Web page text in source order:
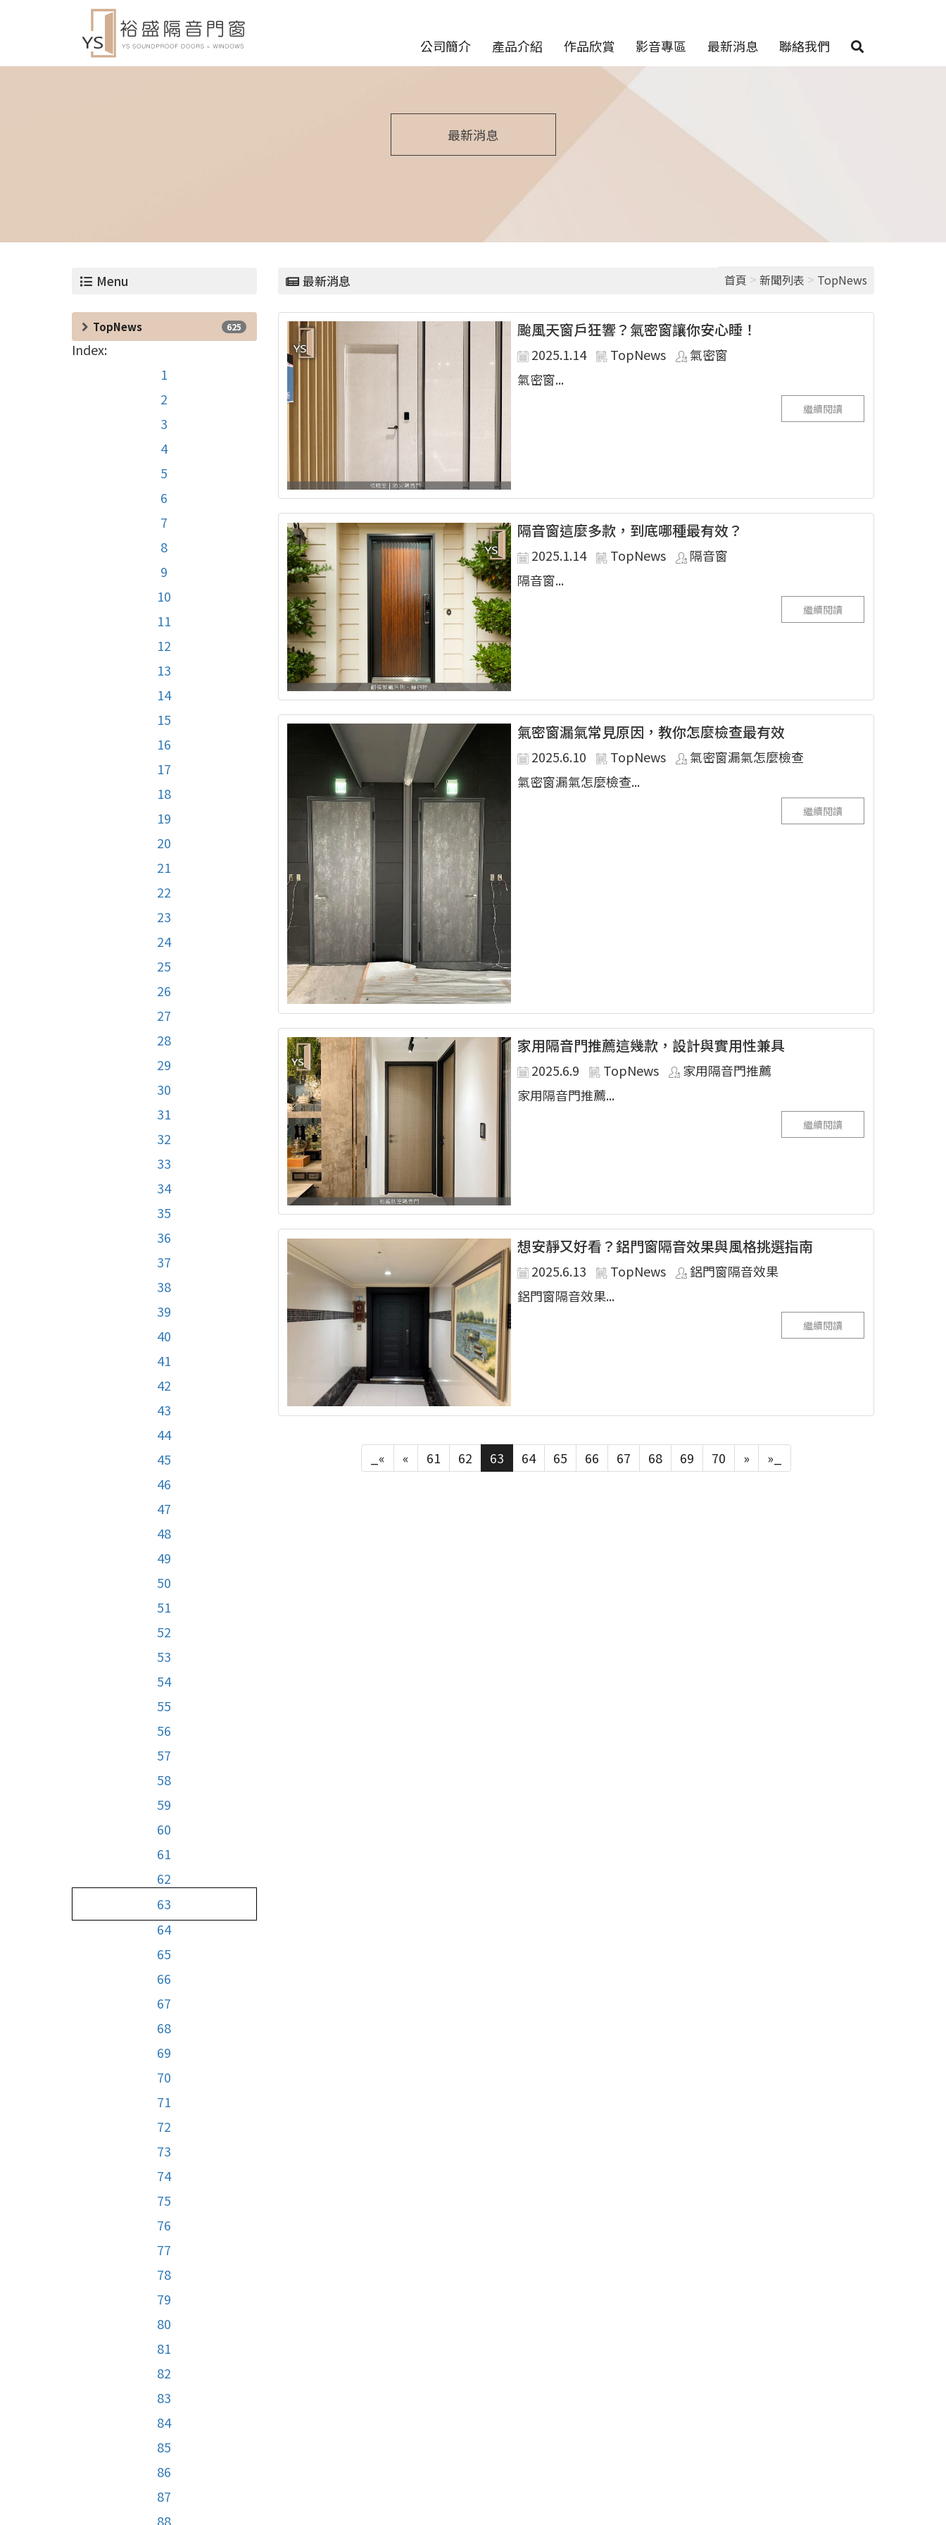
公司簡介 產品介紹 作品欣賞 影音專區 最新消息 聯絡我們
最新消息
Menu
TopNews 625
Index:
1
2
3
4
5
6
7
8
9
10
11
12
13
14
15
16
17
18
19
20
21
22
23
24
25
26
27
28
29
30
31
32
33
34
35
36
37
38
39
40
41
42
43
44
45
46
47
48
49
50
51
52
53
54
55
56
57
58
59
60
61
62
63
64
65
66
67
68
69
70
71
72
73
74
75
76
77
78
79
80
81
82
83
84
85
86
87
88
最新消息 首頁 > 新聞列表 > TopNews
颱風天窗戶狂響？氣密窗讓你安心睡！
2025.1.14 TopNews
氣密窗
氣密窗...
繼續閱讀
隔音窗這麼多款，到底哪種最有效？
2025.1.14 TopNews
隔音窗
隔音窗...
繼續閱讀
氣密窗漏氣常見原因，教你怎麼檢查最有效
2025.6.10 TopNews
氣密窗漏氣怎麼檢查
氣密窗漏氣怎麼檢查...
繼續閱讀
家用隔音門推薦這幾款，設計與實用性兼具
2025.6.9 TopNews
家用隔音門推薦
家用隔音門推薦...
繼續閱讀
想安靜又好看？鋁門窗隔音效果與風格挑選指南
2025.6.13 TopNews
鋁門窗隔音效果
鋁門窗隔音效果...
繼續閱讀
_« « 61 62 63 64 65 66 67 68 69 70 » »_